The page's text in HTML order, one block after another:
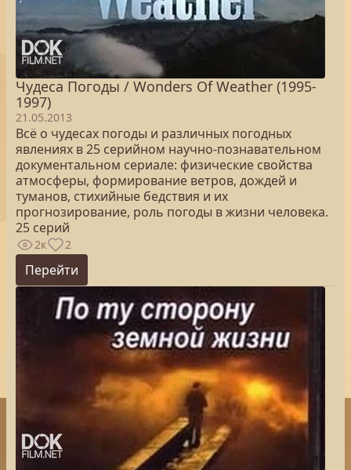
Чудеса Погоды / Wonders Of Weather (1995-
1997)
21.05.2013
Всё о чудесах погоды и различных погодных
явлениях в 25 серийном научно-познавательном
документальном сериале: физические свойства
атмосферы, формирование ветров, дождей и
туманов, стихийные бедствия и их
прогнозирование, роль погоды в жизни человека.
25 серий
2к 2
Перейти